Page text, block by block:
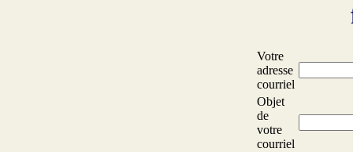
Votre
adresse
courriel
Objet
de
votre
courriel